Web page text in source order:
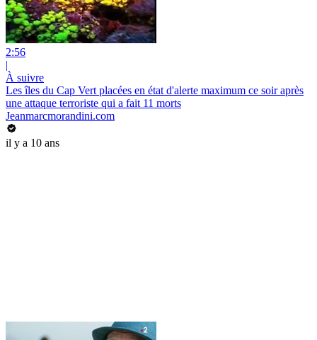
2:56
|
À suivre
Les îles du Cap Vert placées en état d'alerte maximum ce soir après
une attaque terroriste qui a fait 11 morts
Jeanmarcmorandini.com
il y a 10 ans